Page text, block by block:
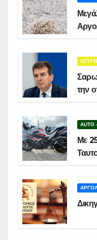
την
AUTO
Με